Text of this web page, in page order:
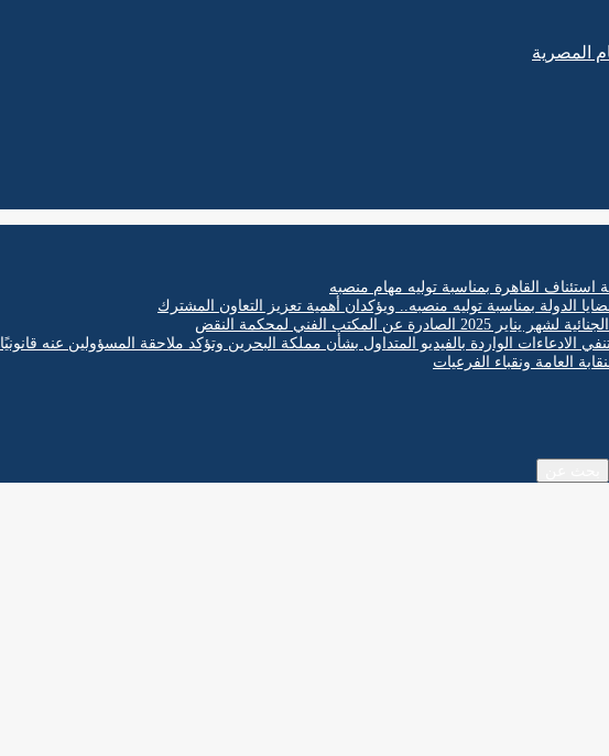
المصرية
القاهرة بمناسبة توليه مهام منصبه
الدولة بمناسبة توليه منصبه.. ويؤكدان أهمية تعزيز التعاون المشترك
عن المكتب الفني لمحكمة النقض
الادعاءات الواردة بالفيديو المتداول بشأن مملكة البحرين وتؤكد ملاحقة المسؤولين عنه قانونيًا
العامة ونقباء الفرعيات